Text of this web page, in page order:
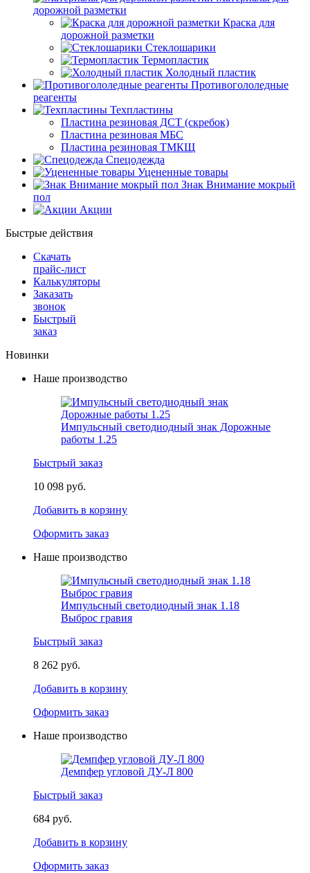
дорожной разметки
Краска для
дорожной разметки
Стеклошарики
Термопластик
Холодный пластик
Противогололедные
реагенты
Техпластины
Пластина резиновая ДСТ (скребок)
Пластина резиновая МБС
Пластина резиновая ТМКЩ
Спецодежда
Уцененные товары
Знак Внимание мокрый
пол
Акции
Быстрые действия
Скачать
прайс-лист
Калькуляторы
Заказать
звонок
Быстрый
заказ
Новинки
Наше производство
Импульсный светодиодный знак Дорожные
работы 1.25
Быстрый заказ
10 098 руб.
Добавить в корзину
Оформить заказ
Наше производство
Импульсный светодиодный знак 1.18
Выброс гравия
Быстрый заказ
8 262 руб.
Добавить в корзину
Оформить заказ
Наше производство
Демпфер угловой ДУ-Л 800
Быстрый заказ
684 руб.
Добавить в корзину
Оформить заказ